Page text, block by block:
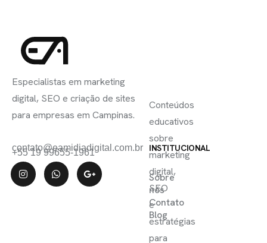
Especialistas em marketing
digital, SEO e criação de sites
para empresas em Campinas.
contato@eamidiadigital.com.br
+55 19 99655-1961 INSTITUCIONAL
Sobre
nós
Contato
Blog
Conteúdos
educativos
sobre
marketing
digital,
SEO
e
estratégias
para